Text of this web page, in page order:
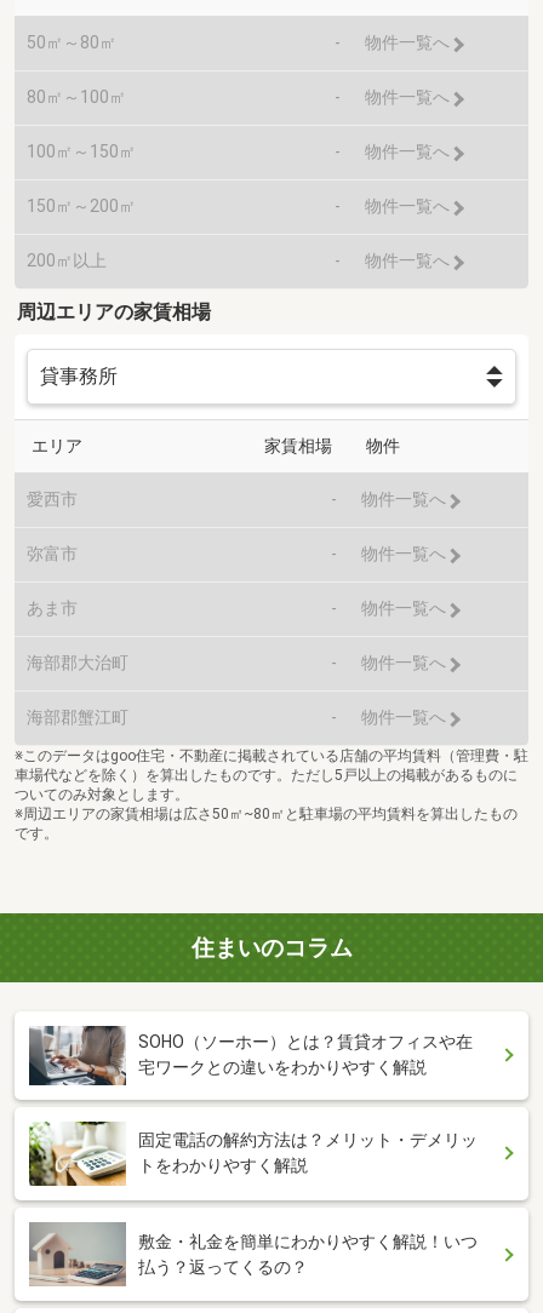
50㎡～80㎡ - 物件一覧へ
80㎡～100㎡ - 物件一覧へ
100㎡～150㎡ - 物件一覧へ
150㎡～200㎡ - 物件一覧へ
200㎡以上 - 物件一覧へ
周辺エリアの家賃相場
エリア 家賃相場 物件
愛西市 - 物件一覧へ
弥富市 - 物件一覧へ
あま市 - 物件一覧へ
海部郡大治町 - 物件一覧へ
海部郡蟹江町 - 物件一覧へ
※このデータはgoo住宅・不動産に掲載されている店舗の平均賃料（管理費・駐
車場代などを除く）を算出したものです。ただし5戸以上の掲載があるものに
ついてのみ対象とします。
※周辺エリアの家賃相場は広さ50㎡~80㎡と駐車場の平均賃料を算出したもの
です。
住まいのコラム
SOHO（ソーホー）とは？賃貸オフィスや在
宅ワークとの違いをわかりやすく解説
固定電話の解約方法は？メリット・デメリッ
トをわかりやすく解説
敷金・礼金を簡単にわかりやすく解説！いつ
払う？返ってくるの？